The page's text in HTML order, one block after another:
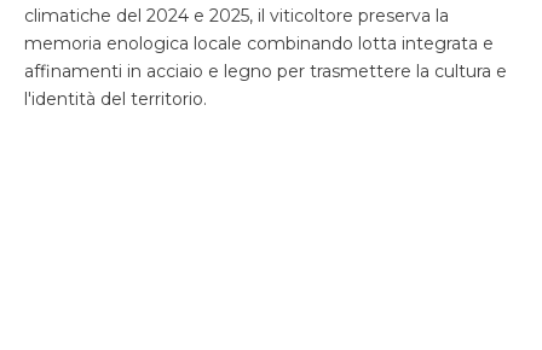
climatiche del 2024 e 2025, il viticoltore preserva la
memoria enologica locale combinando lotta integrata e
affinamenti in acciaio e legno per trasmettere la cultura e
l'identità del territorio.